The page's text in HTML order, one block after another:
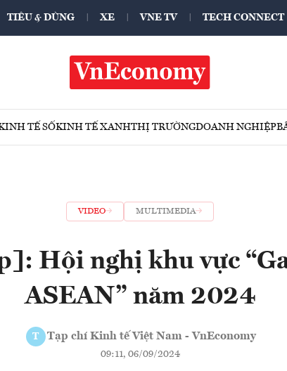
TIÊU & DÙNG XE VNE TV TECH CONNECT
TẾ SỐKINH TẾ XANHTHỊ TRƯỜNGDOANH NGHIỆP
VIDEO MULTIMEDIA
Hội nghị khu vực
ASEAN” năm 2024
T Tạp chí Kinh tế Việt Nam - VnEconomy
09:11, 06/09/2024